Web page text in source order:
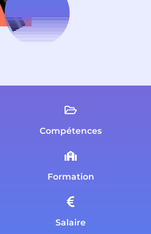
Compétences
Formation
Salaire